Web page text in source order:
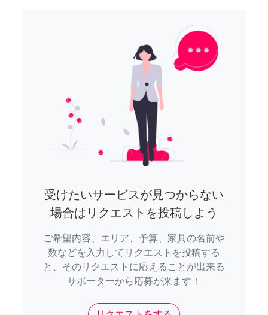
受けたいサービスが見つからない
場合はリクエストを投稿しよう
ご希望内容、エリア、予算、家具の名前や
数などを入力してリクエストを投稿する
と、そのリクエストに応えることが出来る
サポーターから応募が来ます！